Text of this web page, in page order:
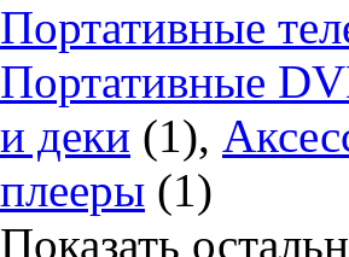
Портативные
Портативные
и деки (1),
плееры (1)
Показать